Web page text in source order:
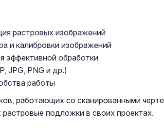
растровых изображений
и калибровки изображений
эффективной обработки
JPG, PNG и др.)
работы
работающих со сканированными
подложки в своих проектах.